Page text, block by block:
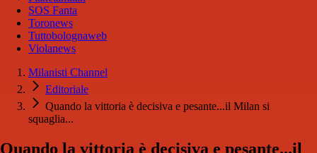
SOS Fanta
Toronews
Tuttobolognaweb
Violanews
Milanisti Channel
Editoriale
Quando la vittoria è decisiva e pesante...il Milan si
squaglia...
Quando la vittoria è decisiva e pesante...il